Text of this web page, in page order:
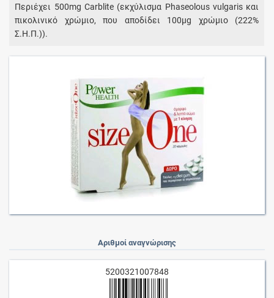
Περιέχει 500mg Carblite (εκχύλισμα Phaseolous vulgaris και
πικολινικό χρώμιο, που αποδίδει 100μg χρώμιο (222%
Σ.Η.Π.)).
Αριθμοί αναγνώρισης
5200321007848